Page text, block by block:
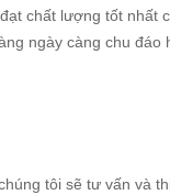
chất lượng tốt
ngày càng chu
tôi sẽ tư vấn và